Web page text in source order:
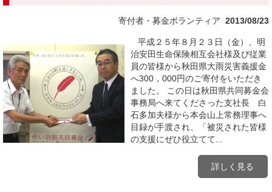
寄付者・募金ボランティア 2013/08/23
平成２５年８月２３日（金）、明
治安田生命保険相互会社様及び従業
員の皆様から秋田県大雨災害義援金
へ300，000円のご寄付をいただき
ました。 この日は秋田県共同募金会
事務局へ来てくださった支社長 白
石多加夫様から本会山上常務理事へ
目録が手渡され、「被災された皆様
の支援にぜひ役立てて...
詳しく見る